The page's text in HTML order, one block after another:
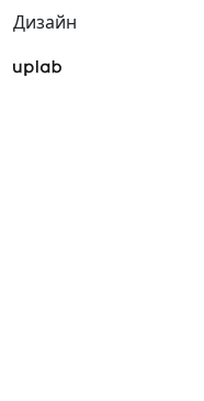
Дизайн